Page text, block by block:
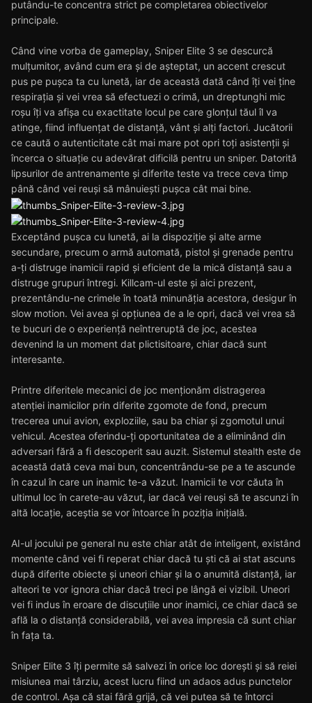
putându-te concentra strict pe completarea obiectivelor
principale.
Când vine vorba de gameplay, Sniper Elite 3 se descurcă
mulțumitor, având cum era și de așteptat, un accent crescut
pus pe pușca ta cu lunetă, iar de această dată când îți vei ține
respirația și vei vrea să efectuezi o crimă, un dreptunghi mic
roșu îți va afișa cu exactitate locul pe care glonțul tăul îl va
atinge, fiind influențat de distanță, vânt și alți factori. Jucătorii
ce caută o autenticitate cât mai mare pot opri toți asistenții și
încerca o situație cu adevărat dificilă pentru un sniper. Datorită
lipsurilor de antrenamente și diferite teste va trece ceva timp
până când vei reuși să mânuiești pușca cât mai bine.
Exceptând pușca cu lunetă, ai la dispoziție și alte arme
secundare, precum o armă automată, pistol și grenade pentru
a-ți distruge inamicii rapid și eficient de la mică distanță sau a
distruge grupuri întregi. Killcam-ul este și aici prezent,
prezentându-ne crimele în toată minunăția acestora, desigur în
slow motion. Vei avea și opțiunea de a le opri, dacă vei vrea să
te bucuri de o experiență neîntreruptă de joc, acestea
devenind la un moment dat plictisitoare, chiar dacă sunt
interesante.
Printre diferitele mecanici de joc menționăm distragerea
atenției inamicilor prin diferite zgomote de fond, precum
trecerea unui avion, exploziile, sau ba chiar și zgomotul unui
vehicul. Acestea oferindu-ți oportunitatea de a eliminând din
adversari fără a fi descoperit sau auzit. Sistemul stealth este de
această dată ceva mai bun, concentrându-se pe a te ascunde
în cazul în care un inamic te-a văzut. Inamicii te vor căuta în
ultimul loc în carete-au văzut, iar dacă vei reuși să te ascunzi în
altă locație, aceștia se vor întoarce în poziția inițială.
AI-ul jocului pe general nu este chiar atât de inteligent, existând
momente când vei fi reperat chiar dacă tu ști că ai stat ascuns
după diferite obiecte și uneori chiar și la o anumită distanță, iar
alteori te vor ignora chiar dacă treci pe lângă ei vizibil. Uneori
vei fi indus în eroare de discuțiile unor inamici, ce chiar dacă se
află la o distanță considerabilă, vei avea impresia că sunt chiar
în fața ta.
Sniper Elite 3 îți permite să salvezi în orice loc dorești și să reiei
misiunea mai târziu, acest lucru fiind un adaos adus punctelor
de control. Așa că stai fără grijă, că vei putea să te întorci